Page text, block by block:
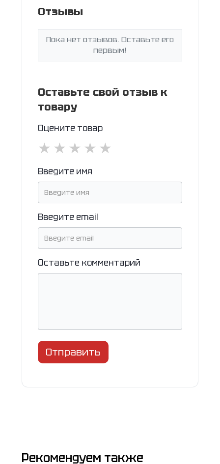
Отзывы
Пока нет отзывов. Оставьте его
первым!
Оставьте свой отзыв к
товару
Оцените товар
★
★
★
★
★
Введите имя
Введите email
Оставьте комментарий
Отправить
Рекомендуем также